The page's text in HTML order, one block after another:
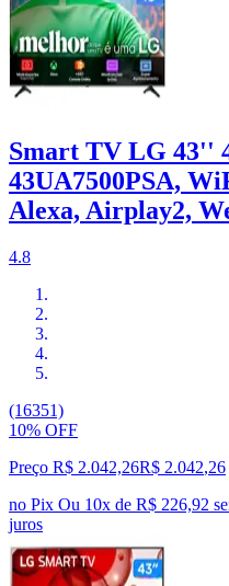
Smart TV LG 43''
43UA7500PSA,
Alexa, Airplay2,
4.8
(16351)
10% OFF
Preço R$ 2.042,26R$ 2.042,26
no Pix Ou 10x de R$ 226,92
juros